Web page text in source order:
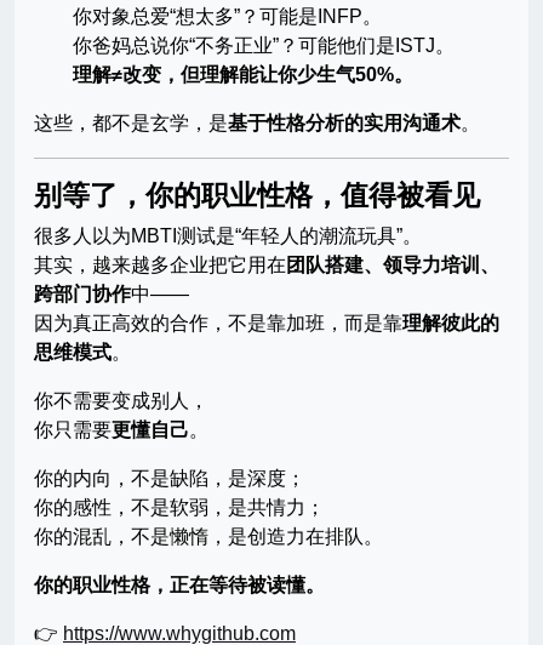
你对象总爱“想太多”？可能是INFP。
你爸妈总说你“不务正业”？可能他们是ISTJ。
理解≠改变，但理解能让你少生气50%。
这些，都不是玄学，是基于性格分析的实用沟通术。
别等了，你的职业性格，值得被看见
很多人以为MBTI测试是“年轻人的潮流玩具”。
其实，越来越多企业把它用在 团队搭建、领导力培训、
跨部门协作中——
因为真正高效的合作，不是靠加班，而是靠理解彼此的
思维模式。
你不需要变成别人，
你只需要更懂自己。
你的内向，不是缺陷，是深度；
你的感性，不是软弱，是共情力；
你的混乱，不是懒惰，是创造力在排队。
你的职业性格，正在等待被读懂。
👉 https://www.whygithub.com